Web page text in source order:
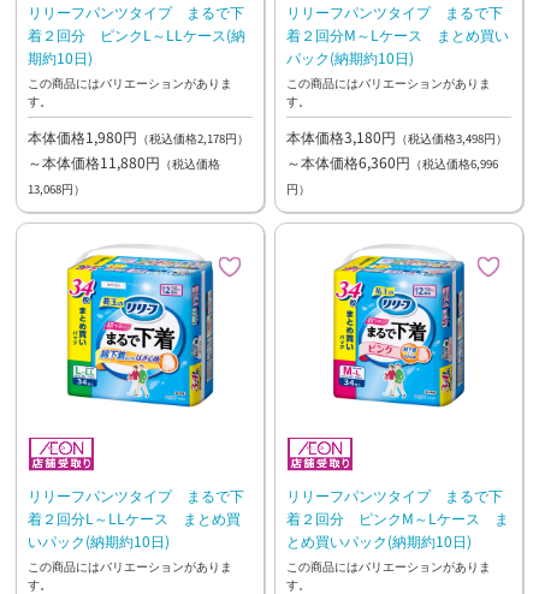
リリーフパンツタイプ まるで下
着２回分 ピンクL～LLケース(納
期約10日)
この商品にはバリエーションがありま
す。
本体価格1,980円 （税込価格2,178円）
～本体価格11,880円 （税込価格
13,068円）
リリーフパンツタイプ まるで下
着２回分M～Lケース まとめ買い
パック(納期約10日)
この商品にはバリエーションがありま
す。
本体価格3,180円 （税込価格3,498円）
～本体価格6,360円 （税込価格6,996
円）
リリーフパンツタイプ まるで下
着２回分L～LLケース まとめ買
いパック(納期約10日)
この商品にはバリエーションがありま
す。
リリーフパンツタイプ まるで下
着２回分 ピンクM～Lケース ま
とめ買いパック(納期約10日)
この商品にはバリエーションがありま
す。